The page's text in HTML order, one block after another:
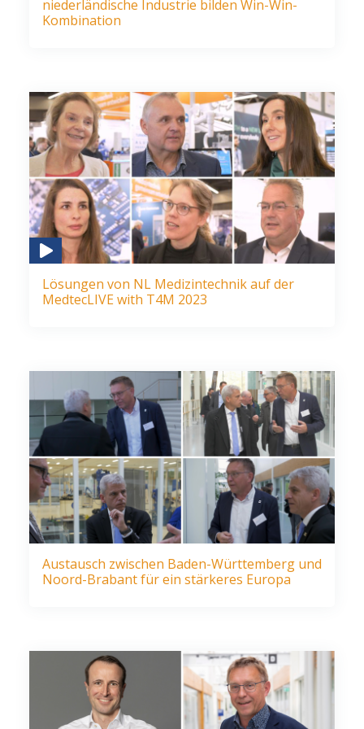
niederländische Industrie bilden Win-Win-
Kombination
Lösungen von NL Medizintechnik auf der
MedtecLIVE with T4M 2023
Austausch zwischen Baden-Württemberg und
Noord-Brabant für ein stärkeres Europa